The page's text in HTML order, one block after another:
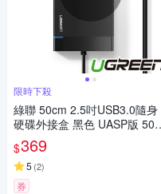
限時下殺
綠聯 50cm 2.5吋USB3.0隨身
硬碟外接盒 黑色 UASP版 50c
m
$369
5 (2)
券